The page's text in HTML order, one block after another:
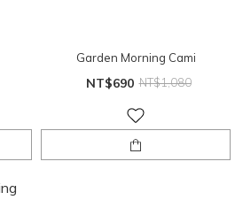
Garden Morning Cami
NT$690 NT$1,080